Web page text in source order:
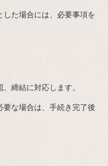
した場合には、必要事項を
締結に対応します。
な場合は、手続き完了後